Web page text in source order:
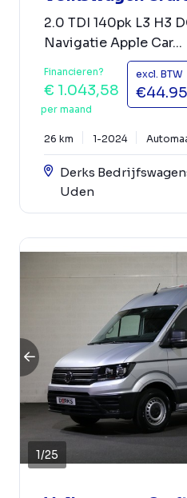
2.0 TDI 140pk L3 H3
Navigatie Apple Car...
Financieren?
€ 1.043,58
per maand
excl. BTW
26 km 1-2024
Derks
Uden
1/25